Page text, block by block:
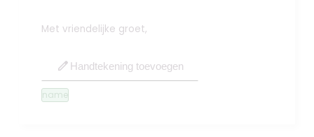
Met vriendelijke groet,
edit Handtekening toevoegen
name